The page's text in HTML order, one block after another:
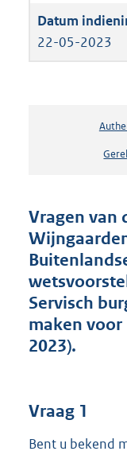
22-05-2023
Vragen van
Servisch
maken voor
2023).
Vraag 1
Bent u bekend